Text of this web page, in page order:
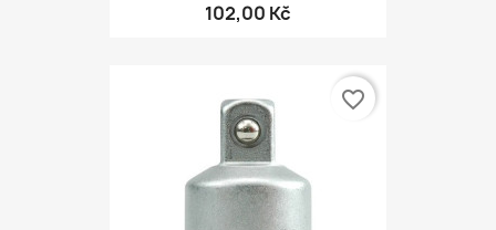
102,00 Kč
favorite_border